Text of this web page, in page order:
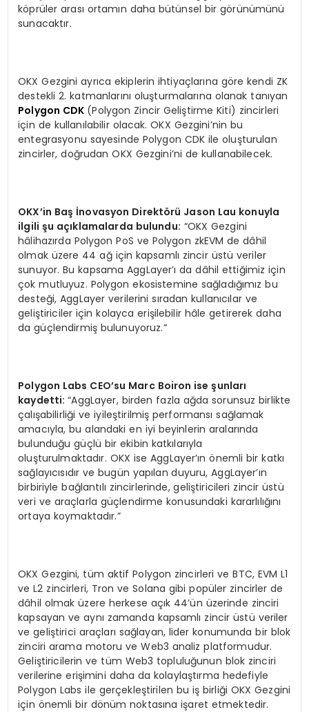
köprüler arası ortamın daha bütünsel bir görünümünü
sunacaktır.
OKX Gezgini ayrıca ekiplerin ihtiyaçlarına göre kendi ZK
destekli 2. katmanlarını oluşturmalarına olanak tanıyan
Polygon CDK (Polygon Zincir Geliştirme Kiti) zincirleri
için de kullanılabilir olacak. OKX Gezgini’nin bu
entegrasyonu sayesinde Polygon CDK ile oluşturulan
zincirler, doğrudan OKX Gezgini’ni de kullanabilecek.
OKX’in Baş İnovasyon Direktörü Jason Lau konuyla
ilgili şu açıklamalarda bulundu: “OKX Gezgini
hâlihazırda Polygon PoS ve Polygon zkEVM de dâhil
olmak üzere 44 ağ için kapsamlı zincir üstü veriler
sunuyor. Bu kapsama AggLayer’ı da dâhil ettiğimiz için
çok mutluyuz. Polygon ekosistemine sağladığımız bu
desteği, AggLayer verilerini sıradan kullanıcılar ve
geliştiriciler için kolayca erişilebilir hâle getirerek daha
da güçlendirmiş bulunuyoruz.”
Polygon Labs CEO’su Marc Boiron ise şunları
kaydetti:“AggLayer, birden fazla ağda sorunsuz birlikte
çalışabilirliği ve iyileştirilmiş performansı sağlamak
amacıyla, bu alandaki en iyi beyinlerin aralarında
bulunduğu güçlü bir ekibin katkılarıyla
oluşturulmaktadır. OKX ise AggLayer’ın önemli bir katkı
sağlayıcısıdır ve bugün yapılan duyuru, AggLayer’ın
birbiriyle bağlantılı zincirlerinde, geliştiricileri zincir üstü
veri ve araçlarla güçlendirme konusundaki kararlılığını
ortaya koymaktadır.”
OKX Gezgini, tüm aktif Polygon zincirleri ve BTC, EVM L1
ve L2 zincirleri, Tron ve Solana gibi popüler zincirler de
dâhil olmak üzere herkese açık 44’ün üzerinde zinciri
kapsayan ve aynı zamanda kapsamlı zincir üstü veriler
ve geliştirici araçları sağlayan, lider konumunda bir blok
zinciri arama motoru ve Web3 analiz platformudur.
Geliştiricilerin ve tüm Web3 topluluğunun blok zinciri
verilerine erişimini daha da kolaylaştırma hedefiyle
Polygon Labs ile gerçekleştirilen bu iş birliği OKX Gezgini
için önemli bir dönüm noktasına işaret etmektedir.